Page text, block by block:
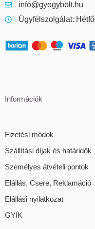
info@gyogybolt.hu
Ügyfélszolgálat:
Információk
Fizetési módok
Szállítási díjak és határidők
Személyes átvételi pontok
Elállás, Csere, Reklamáció
Elállási nyilatkozat
GYIK